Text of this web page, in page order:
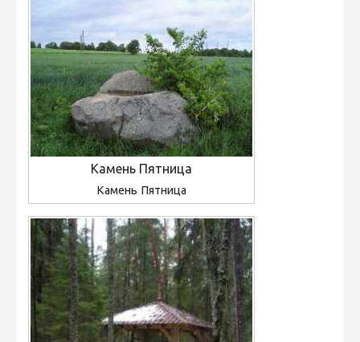
Камень Пятница
Камень Пятница